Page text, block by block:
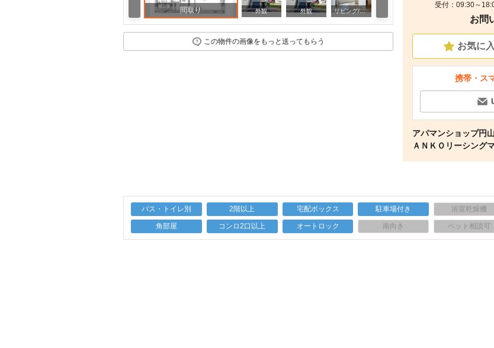
間取り 外観 外観 リビング/ダイニング
この物件の画像をもっと送ってもらう
受付：09:30～
お問
お気に
携帯・ス
アパマンショップ
ＡＮＫＯリーシング
バス・トイレ別 2階以上 宅配ボックス 駐車場付き 浴室乾燥機
角部屋 コンロ2口以上 オートロック 南向き ペット相談可